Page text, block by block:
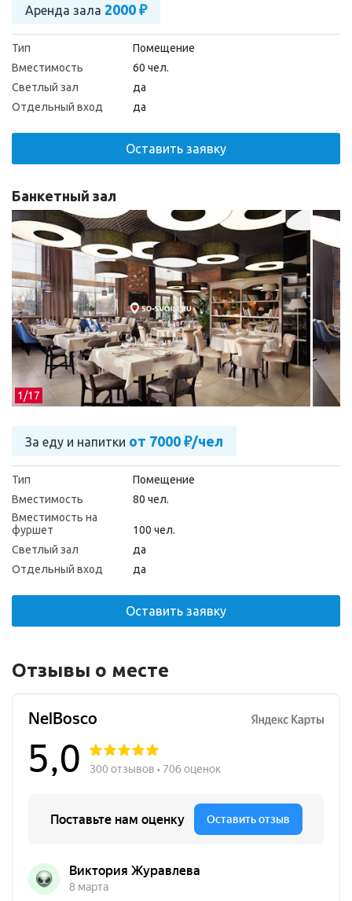
Аренда зала 2000 ₽
Тип
Помещение
Вместимость
60 чел.
Светлый зал
да
Отдельный вход
да
Оставить заявку
1/17
Банкетный зал
За еду и напитки от 7000 ₽/чел
Тип
Помещение
Вместимость
80 чел.
Вместимость на
фуршет
100 чел.
Светлый зал
да
Отдельный вход
да
Оставить заявку
Отзывы о месте